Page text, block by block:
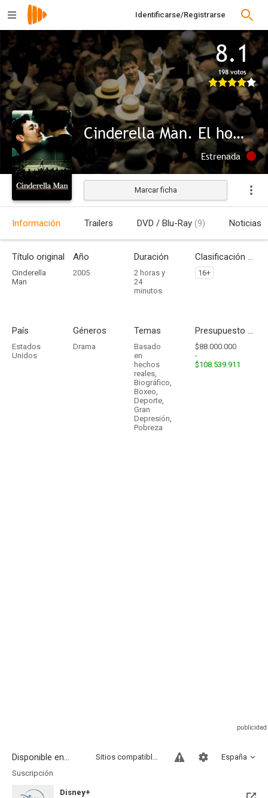
Identificarse/Registrarse
8.1
198 votos
Cinderella Man. El hombre que no se dejó tumbar
Estrenada
Marcar ficha
Información Trailers DVD / Blu-Ray (9) Noticias
Título original
Cinderella
Man
Año
2005
Duración
2 horas y
24
minutos
Clasificación por edades
16+
País
Estados
Unidos
Géneros
Drama
Temas
Basado
en
hechos
reales,
Biográfico,
Boxeo,
Deporte,
Gran
Depresión,
Pobreza
Presupuesto - Ingresos
$88.000.000
-
$108.539.911
Disponible en... España
Sitios compatibles
Suscripción
Disney+